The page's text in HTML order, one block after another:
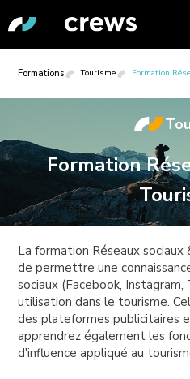
Formations Tourisme Formation
Formation
La formation Réseaux
de permettre une
sociaux (Facebook,
utilisation dans le tourisme.
des plateformes publicitaires
apprendrez également les
d'influence appliqué au